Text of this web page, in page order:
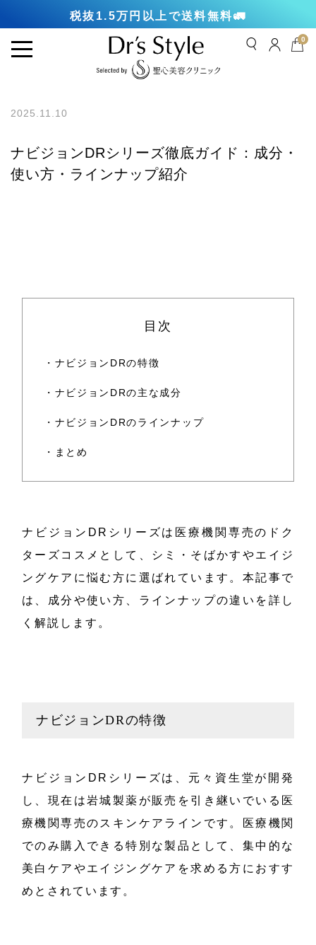
税抜1.5万円以上で送料無料🚛
初回購入で最大1000円分プレゼント！
0
2025.11.10
ナビジョンDRシリーズ徹底ガイド：成分・
使い方・ラインナップ紹介
目次
・ナビジョンDRの特徴
・ナビジョンDRの主な成分
・ナビジョンDRのラインナップ
・まとめ
ナビジョンDRシリーズは医療機関専売のドク
ターズコスメとして、シミ・そばかすやエイジ
ングケアに悩む方に選ばれています。本記事で
は、成分や使い方、ラインナップの違いを詳し
く解説します。
ナビジョンDRの特徴
ナビジョンDRシリーズは、元々資生堂が開発
し、現在は岩城製薬が販売を引き継いでいる医
療機関専売のスキンケアラインです。医療機関
でのみ購入できる特別な製品として、集中的な
美白ケアやエイジングケアを求める方におすす
めとされています。